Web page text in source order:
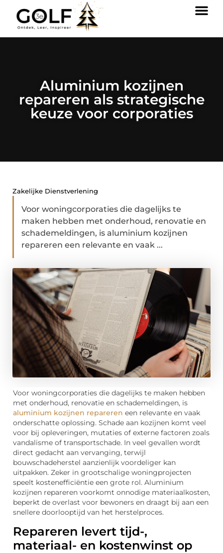
Aluminium kozijnen
repareren als strategische
keuze voor corporaties
Zakelijke Dienstverlening
Voor woningcorporaties die dagelijks te
maken hebben met onderhoud, renovatie en
schademeldingen, is aluminium kozijnen
repareren een relevante en vaak ...
Voor woningcorporaties die dagelijks te maken hebben
met onderhoud, renovatie en schademeldingen, is
aluminium kozijnen repareren een relevante en vaak
onderschatte oplossing. Schade aan kozijnen komt veel
voor bij opleveringen, mutaties of externe factoren zoals
vandalisme of transportschade. In veel gevallen wordt
direct gedacht aan vervanging, terwijl
bouwschadeherstel aanzienlijk voordeliger kan
uitpakken. Zeker in grootschalige woningprojecten
speelt kostenefficiëntie een grote rol. Aluminium
kozijnen repareren voorkomt onnodige materiaalkosten,
beperkt de overlast voor bewoners en draagt bij aan een
snellere doorlooptijd van het herstelproces.
Repareren levert tijd-,
materiaal- en kostenwinst op